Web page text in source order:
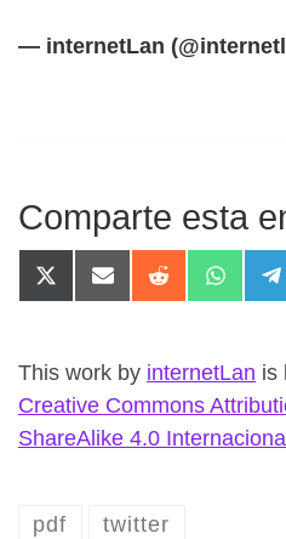
— internetLan
Comparte esta
Compartir en X (Twitter)
Compartir en Email
Compartir en
This work by internetLan is
Creative Commons
ShareAlike 4.0
pdf twitter